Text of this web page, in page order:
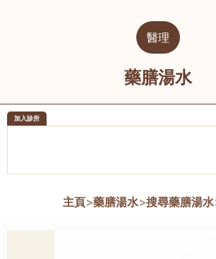
醫理
藥膳湯水
加入診所
主頁>藥膳湯水>搜尋藥膳湯水